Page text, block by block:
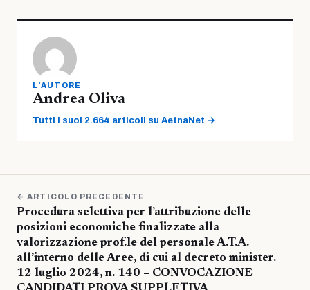
L'AUTORE
Andrea Oliva
Tutti i suoi 2.664 articoli su AetnaNet →
← ARTICOLO PRECEDENTE
Procedura selettiva per l’attribuzione delle
posizioni economiche finalizzate alla
valorizzazione prof.le del personale A.T.A.
all’interno delle Aree, di cui al decreto minister.
12 luglio 2024, n. 140 – CONVOCAZIONE